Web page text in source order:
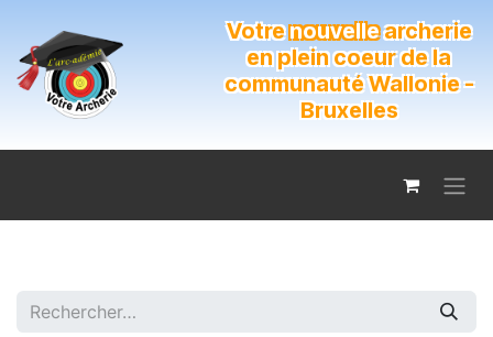
Votrenouvellearcherie
en plein coeur de la
communauté Wallonie -
Bruxelles